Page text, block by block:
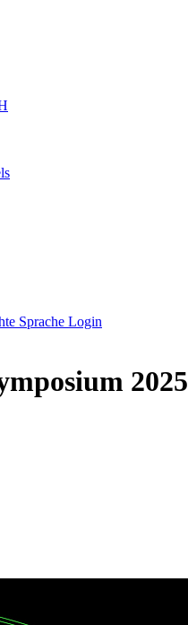
Sprache Login
2025